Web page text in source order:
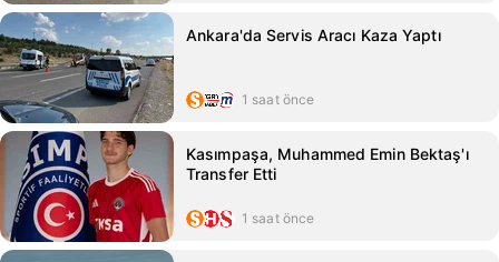
Ankara'da Servis Aracı Kaza Yaptı
1 saat önce
Kasımpaşa, Muhammed Emin Bektaş'ı
Transfer Etti
1 saat önce